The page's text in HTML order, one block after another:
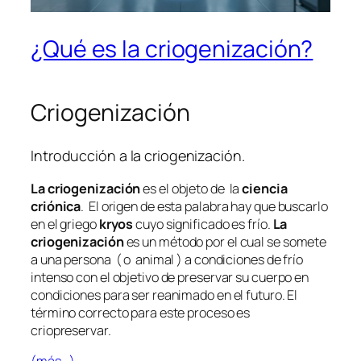
¿Qué es la criogenización?
Criogenización
Introducción a la criogenización.
La criogenizaciónes el objeto de laciencia
criónica. El origen de esta palabra hay que buscarlo
en el griegokryoscuyo significado es frío. La
criogenizaciónes un método por el cual se somete
a una persona ( o animal ) a condiciones de frío
intenso con el objetivo de preservar su cuerpo en
condiciones para ser reanimado en el futuro. El
término correcto para este proceso es
criopreservar.